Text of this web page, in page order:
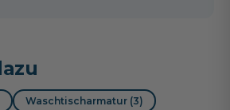
Waschtischarmatur (3)